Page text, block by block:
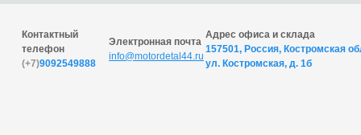
Контактный
телефон
(+7)9092549888
Электронная почта
info@motordetal44.ru
Адрес офиса и склада
157501, Россия, Костромская
ул. Костромская, д. 1б